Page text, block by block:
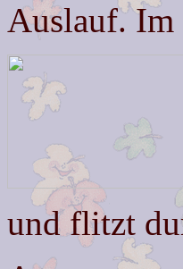
Auslauf. Im
und flitzt